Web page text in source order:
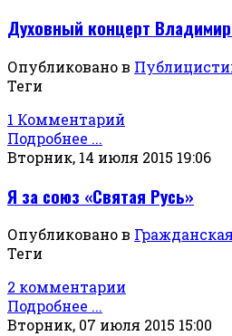
Духовный концерт
Опубликовано в
Теги
1 Комментарий
Подробнее ...
Вторник, 14 июля 2015 19:06
Я за союз «Святая Русь»
Опубликовано в
Теги
2 комментарии
Подробнее ...
Вторник, 07 июля 2015 15:00